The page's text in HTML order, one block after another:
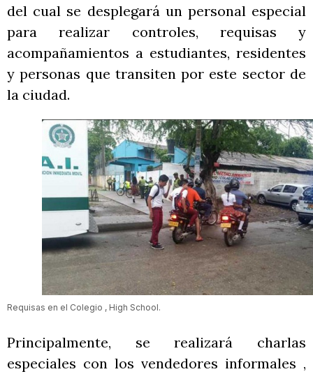
del cual se desplegará un personal especial
para realizar controles, requisas y
acompañamientos a estudiantes, residentes
y personas que transiten por este sector de
la ciudad.
Requisas en el Colegio , High School.
Principalmente, se realizará charlas
especiales con los vendedores informales ,